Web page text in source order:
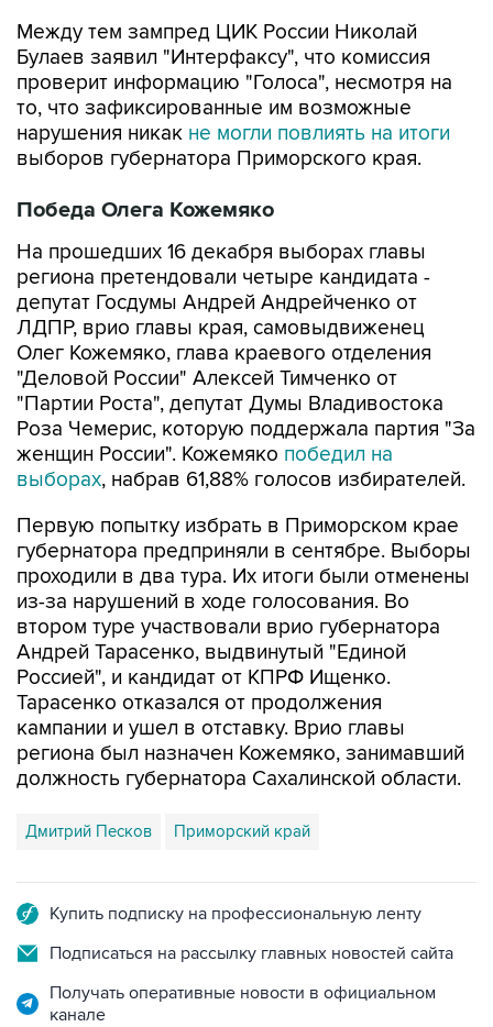
Между тем зампред ЦИК России Николай
Булаев заявил "Интерфаксу", что комиссия
проверит информацию "Голоса", несмотря на
то, что зафиксированные им возможные
нарушения никак не могли повлиять на итоги
выборов губернатора Приморского края.
Победа Олега Кожемяко
На прошедших 16 декабря выборах главы
региона претендовали четыре кандидата -
депутат Госдумы Андрей Андрейченко от
ЛДПР, врио главы края, самовыдвиженец
Олег Кожемяко, глава краевого отделения
"Деловой России" Алексей Тимченко от
"Партии Роста", депутат Думы Владивостока
Роза Чемерис, которую поддержала партия "За
женщин России". Кожемяко победил на
выборах, набрав 61,88% голосов избирателей.
Первую попытку избрать в Приморском крае
губернатора предприняли в сентябре. Выборы
проходили в два тура. Их итоги были отменены
из-за нарушений в ходе голосования. Во
втором туре участвовали врио губернатора
Андрей Тарасенко, выдвинутый "Единой
Россией", и кандидат от КПРФ Ищенко.
Тарасенко отказался от продолжения
кампании и ушел в отставку. Врио главы
региона был назначен Кожемяко, занимавший
должность губернатора Сахалинской области.
Дмитрий Песков Приморский край
Купить подписку на профессиональную ленту
Подписаться на рассылку главных новостей сайта
Получать оперативные новости в официальном
канале